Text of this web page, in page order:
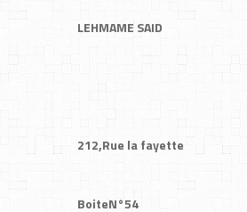
LEHMAME SAID
212,Rue la fayette
BoiteN°54